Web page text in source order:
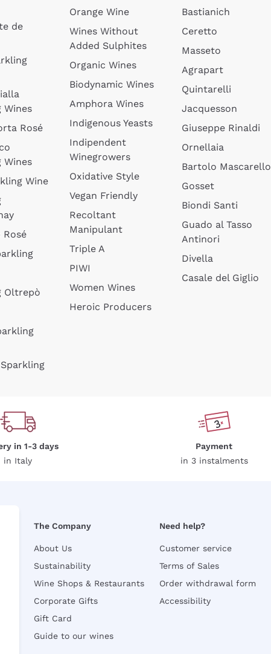
de
Wines
Rosé
Wines
Wine
Rosé
Oltrepò
Orange Wine
Wines Without
Added Sulphites
Organic Wines
Biodynamic Wines
Amphora Wines
Indigenous Yeasts
Indipendent
Winegrowers
Oxidative Style
Vegan Friendly
Recoltant
Manipulant
Triple A
PIWI
Women Wines
Heroic Producers
Bastianich
Ceretto
Masseto
Agrapart
Quintarelli
Jacquesson
Giuseppe Rinaldi
Ornellaia
Bartolo Mascarello
Gosset
Biondi Santi
Guado al Tasso
Antinori
Divella
Casale del Giglio
in 1-3 days
in Italy
Payment
in 3 instalments
The Company
About Us
Sustainability
Wine Shops & Restaurants
Corporate Gifts
Gift Card
Guide to our wines
Need help?
Customer service
Terms of Sales
Order withdrawal form
Accessibility